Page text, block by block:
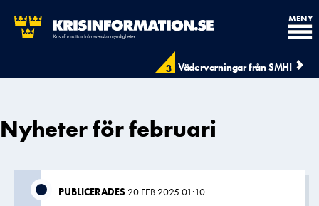
3 Vädervarningar från SMHI
MENY
Nyheter för februari
PUBLICERADES 20 FEB 2025 01:10